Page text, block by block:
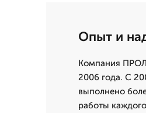
Опыт и
Компания
2006 года. С
выполнено
работы